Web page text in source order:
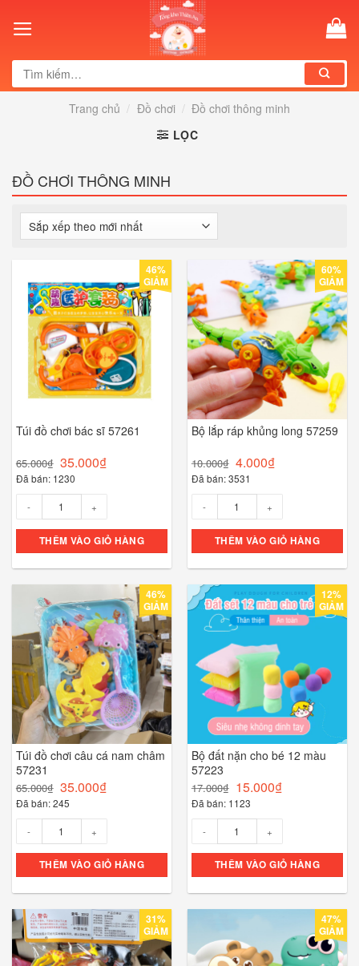
Tìm
kiếm:
Trang chủ / Đồ chơi / Đồ chơi thông minh
LỌC
ĐỒ CHƠI THÔNG MINH
46%
GIẢM
Túi đồ chơi bác sĩ 57261
65.000₫ 35.000₫
Đã bán: 1230
THÊM VÀO GIỎ HÀNG
60%
GIẢM
Bộ lắp ráp khủng long 57259
10.000₫ 4.000₫
Đã bán: 3531
THÊM VÀO GIỎ HÀNG
46%
GIẢM
Túi đồ chơi câu cá nam châm
57231
65.000₫ 35.000₫
Đã bán: 245
THÊM VÀO GIỎ HÀNG
12%
GIẢM
Bộ đất nặn cho bé 12 màu
57223
17.000₫ 15.000₫
Đã bán: 1123
THÊM VÀO GIỎ HÀNG
31%
GIẢM
47%
GIẢM